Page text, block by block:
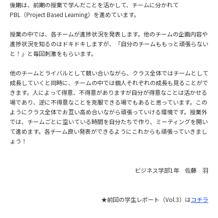
後期は、前期の授業で学んだことを活かして、チームに分かれて
PBL（Project Based Learning）を進めています。
授業の中では、各チームが進捗状況を発表します。他のチームの企画内容や
進捗状況を知るのはドキドキしますが、「自分のチームももっと頑張らない
と！」と毎回刺激をもらいます。
他のチームとライバルとして競い合いながら、クラス全体ではチームとして
成長していくと同時に、チームの中では個人それぞれの成長も見ることがで
きます。人によって得意、不得意がありますが自分が得意なことは活かせる
場であり、逆に不得意なことを克服できる場でもあると思っています。この
ようにクラス全体でお互い高め合いながら頑張っていける環境です。授業外
では、チームごとに空いている時間を自分たちで作り、ミーティングを開い
て進めます。各チーム良い発表ができるようにこれからも頑張っていきまし
ょう！
ビジネス学部1年 佐藤 羽
★前回の学生レポート（Vol.3）はコチラ